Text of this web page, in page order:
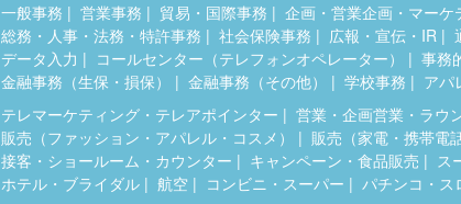
一般事務 営業事務 貿易・国際事務 企画・営業企画・マーケ
総務・人事・法務・特許事務
社会保険事務 広報・宣伝・IR
データ入力
コールセンター（テレフォンオペレーター） 事務
金融事務（生保・損保）
金融事務（その他） 学校事務 アパ
テレマーケティング・テレアポインター 営業・企画営業・ラウ
販売（ファッション・アパレル・コスメ）
販売（家電・携帯電話
接客・ショールーム・カウンター
キャンペーン・食品販売 ス
ホテル・ブライダル
航空 コンビニ・スーパー パチンコ・ス